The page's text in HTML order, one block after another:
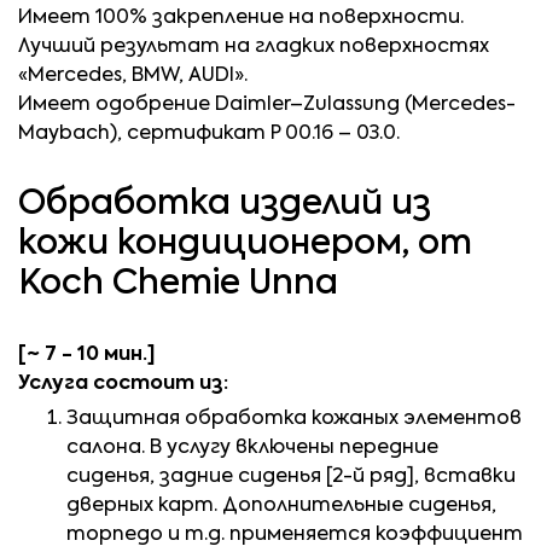
Имеет 100% закрепление на поверхности.
Лучший результат на гладких поверхностях
«Mercedes, BMW, AUDI».
Имеет одобрение Daimler–Zulassung (Mercedes-
Maybach), сертификат P 00.16 – 03.0.
Обработка изделий из
кожи кондиционером, от
Koch Chemie Unna
[~ 7 - 10 мин.]
Услуга состоит из:
Защитная обработка кожаных элементов
салона. В услугу включены передние
сиденья, задние сиденья [2-й ряд], вставки
дверных карт. Дополнительные сиденья,
торпедо и т.д. применяется коэффициент